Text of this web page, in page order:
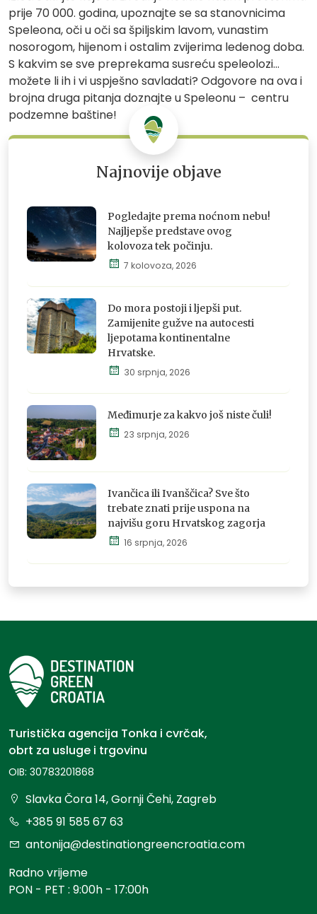
prije 70 000. godina, upoznajte se sa stanovnicima
Speleona, oči u oči sa špiljskim lavom, vunastim
nosorogom, hijenom i ostalim zvijerima ledenog doba.
S kakvim se sve preprekama susreću speleolozi…
možete li ih i vi uspješno savladati? Odgovore na ova i
brojna druga pitanja doznajte u Speleonu – centru
podzemne baštine!
Najnovije objave
osjeti i
doživi
Pogledajte prema noćnom nebu!
Najljepše predstave ovog
kolovoza tek počinju.
7 kolovoza, 2026
doživi
Do mora postoji i ljepši put.
Zamijenite gužve na autocesti
ljepotama kontinentalne
Hrvatske.
30 srpnja, 2026
Istraži,
osjeti i
doživi
Međimurje za kakvo još niste čuli!
23 srpnja, 2026
osjeti i
doživi
Ivančica ili Ivanščica? Sve što
trebate znati prije uspona na
najvišu goru Hrvatskog zagorja
16 srpnja, 2026
Turistička agencija Tonka i cvrčak,
obrt za usluge i trgovinu
OIB: 30783201868
Slavka Čora 14, Gornji Čehi, Zagreb
+385 91 585 67 63
antonija@destinationgreencroatia.com
Radno vrijeme
PON - PET : 9:00h - 17:00h